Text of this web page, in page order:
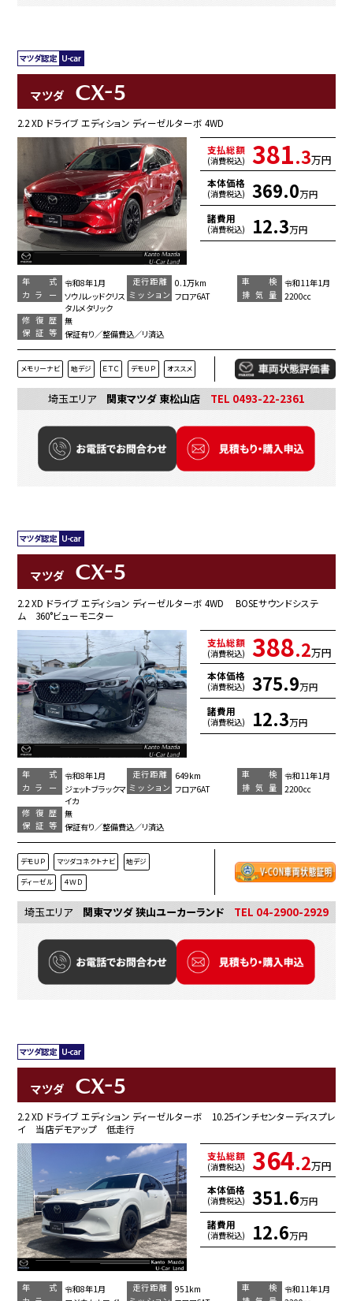
マツダ CX-5
2.2 XD ドライブ エディション ディーゼルターボ 4WD
支払総額
(消費税込) 381.3万円
本体価格
(消費税込) 369.0万円
諸費用
(消費税込) 12.3万円
年 式 令和8年1月 走行距離 0.1万km 車 検
令和11年1月
カラー
ソウルレッドクリス
タルメタリック
ミッション フロア6AT 排気量
2200cc
修復歴
無
保証等
保証有り／整備費込／リ済込
メモリーナビ 地デジ ＥＴＣ デモＵＰ オススメ
埼玉エリア 関東マツダ 東松山店 TEL 0493-22-2361
マツダ CX-5
2.2 XD ドライブ エディション ディーゼルターボ 4WD BOSEサウンドシステ
ム 360°ビューモニター
支払総額
(消費税込) 388.2万円
本体価格
(消費税込) 375.9万円
諸費用
(消費税込) 12.3万円
年 式 令和8年1月 走行距離 649km 車 検
令和11年1月
カラー
ジェットブラックマ
イカ
ミッション フロア6AT 排気量
2200cc
修復歴
無
保証等
保証有り／整備費込／リ済込
デモＵＰ マツダコネクトナビ 地デジ
ディーゼル ４ＷＤ
埼玉エリア 関東マツダ 狭山ユーカーランド TEL 04-2900-2929
マツダ CX-5
2.2 XD ドライブ エディション ディーゼルターボ 10.25インチセンターディスプレ
イ 当店デモアップ 低走行
支払総額
(消費税込) 364.2万円
本体価格
(消費税込) 351.6万円
諸費用
(消費税込) 12.6万円
年 式 令和8年1月 走行距離 951km 車 検
令和11年1月